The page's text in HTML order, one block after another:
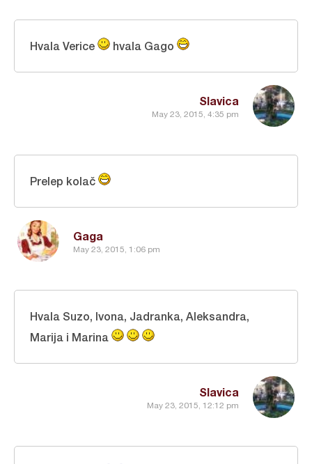
Slavica
May 23, 2015, 4:35 pm
Hvala Verice hvala Gago
Gaga
May 23, 2015, 1:06 pm
Prelep kolač
Slavica
May 23, 2015, 12:12 pm
Hvala Suzo, Ivona, Jadranka, Aleksandra,
Marija i Marina